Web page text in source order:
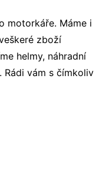
motorkáře. Máme i
zboží
helmy, náhradní
vám s čímkoliv